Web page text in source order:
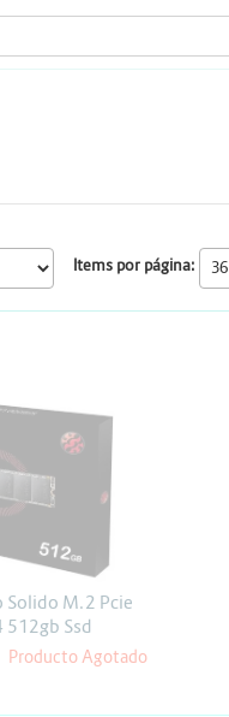
Items por página:
Solido M.2 Pcie
512gb Ssd
Producto Agotado